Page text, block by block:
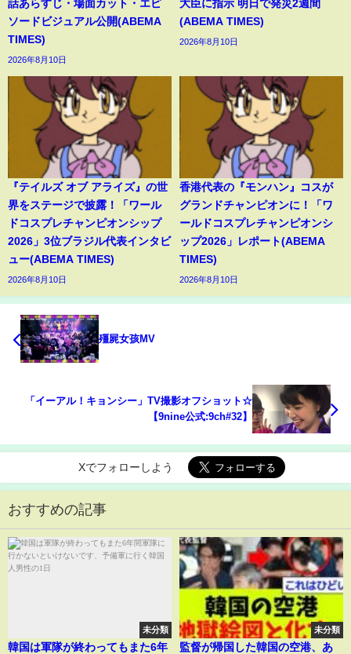
話あらすじ・場面カット・エピ
ソードビジュアル公開(ABEMA
TIMES)
2026年8月10日
大臣に指示 明日で発災2週間
(ABEMA TIMES)
2026年8月10日
『テイルズ オブ アライズ』の世
界をステージで披露！「ワール
ドコスプレチャンピオンシップ
2026」3位ブラジル代表インタビ
ュー(ABEMA TIMES)
2026年8月10日
香港代表の『モンハン』コスが
グランドチャンピオンに！「ワ
ールドコスプレチャンピオンシ
ップ2026」レポート(ABEMA
TIMES)
2026年8月10日
殭屍女孩MV
「イーアル！キョンシー」TV撮影オフショット☆
【9nine公式:9ch#32】
Xでフォローしよう
おすすめの記事
未分類
韓国は軍隊が終わってもまた6年
未分類
監督が帰国した韓国の空港、あ